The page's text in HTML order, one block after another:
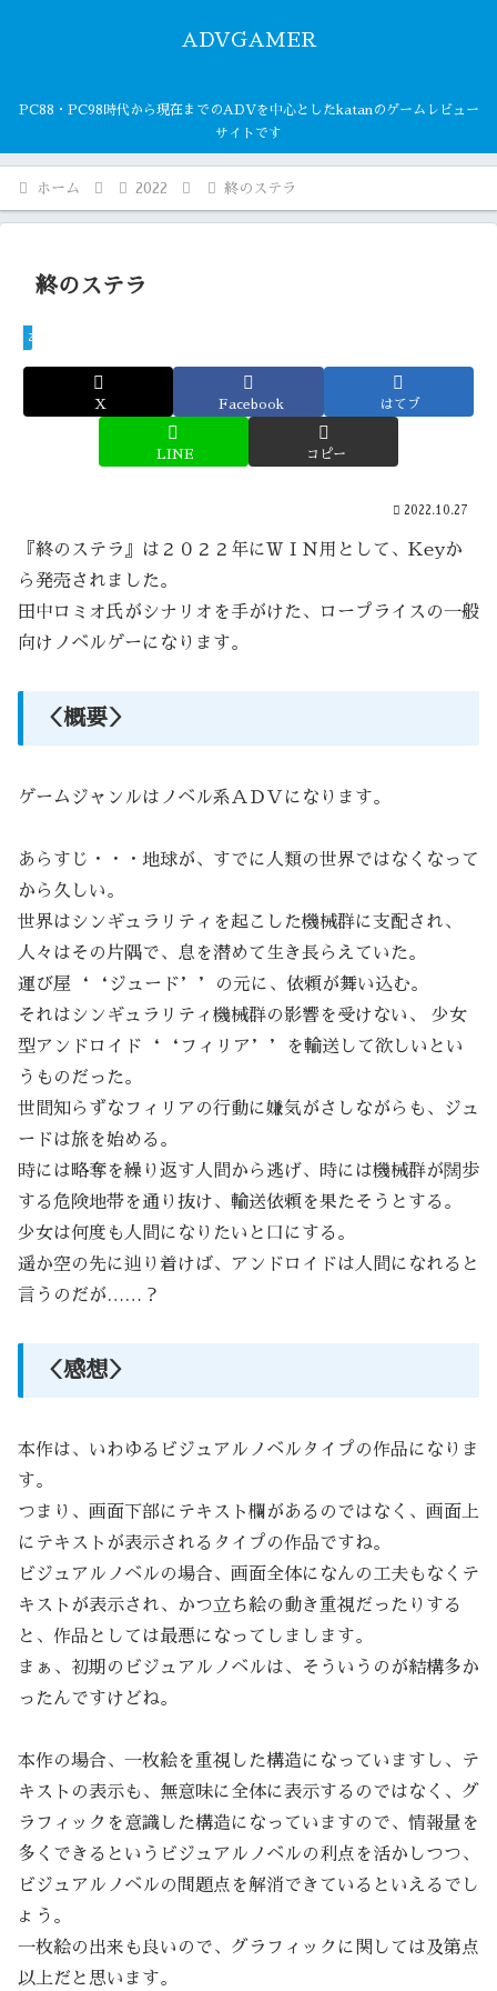
ADVGAMER
PC88・PC98時代から現在までのADVを中心としたkatanのゲームレビュー
サイトです
ホーム 2022 終のステラ
終のステラ
2022
X Facebook はてブ
LINE コピー
2022.10.27
『終のステラ』は２０２２年にＷＩＮ用として、Keyか
ら発売されました。
田中ロミオ氏がシナリオを手がけた、ロープライスの一般
向けノベルゲーになります。
＜概要＞
ゲームジャンルはノベル系ＡＤＶになります。
あらすじ・・・地球が、すでに人類の世界ではなくなって
から久しい。
世界はシンギュラリティを起こした機械群に支配され、
人々はその片隅で、息を潜めて生き長らえていた。
運び屋‘‘ジュード’’の元に、依頼が舞い込む。
それはシンギュラリティ機械群の影響を受けない、 少女
型アンドロイド‘‘フィリア’’を輸送して欲しいとい
うものだった。
世間知らずなフィリアの行動に嫌気がさしながらも、ジュ
ードは旅を始める。
時には略奪を繰り返す人間から逃げ、時には機械群が闊歩
する危険地帯を通り抜け、輸送依頼を果たそうとする。
少女は何度も人間になりたいと口にする。
遥か空の先に辿り着けば、アンドロイドは人間になれると
言うのだが……？
＜感想＞
本作は、いわゆるビジュアルノベルタイプの作品になりま
す。
つまり、画面下部にテキスト欄があるのではなく、画面上
にテキストが表示されるタイプの作品ですね。
ビジュアルノベルの場合、画面全体になんの工夫もなくテ
キストが表示され、かつ立ち絵の動き重視だったりする
と、作品としては最悪になってしまします。
まぁ、初期のビジュアルノベルは、そういうのが結構多か
ったんですけどね。
本作の場合、一枚絵を重視した構造になっていますし、テ
キストの表示も、無意味に全体に表示するのではなく、グ
ラフィックを意識した構造になっていますので、情報量を
多くできるというビジュアルノベルの利点を活かしつつ、
ビジュアルノベルの問題点を解消できているといえるでし
ょう。
一枚絵の出来も良いので、グラフィックに関しては及第点
以上だと思います。